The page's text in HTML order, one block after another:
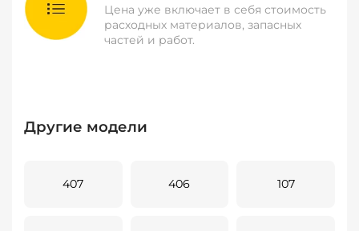
Цена уже включает в себя стоимость
расходных материалов, запасных
частей и работ.
Другие модели
407 406 107